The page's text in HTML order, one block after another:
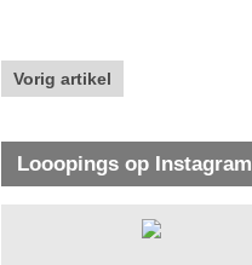
Vorig artikel
Looopings op Instagram